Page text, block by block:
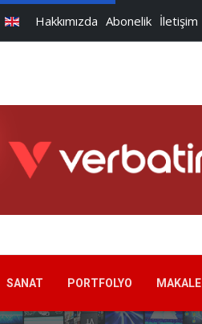
Hakkımızda Abonelik İletişim
SANAT PORTFOLYO MAKALE